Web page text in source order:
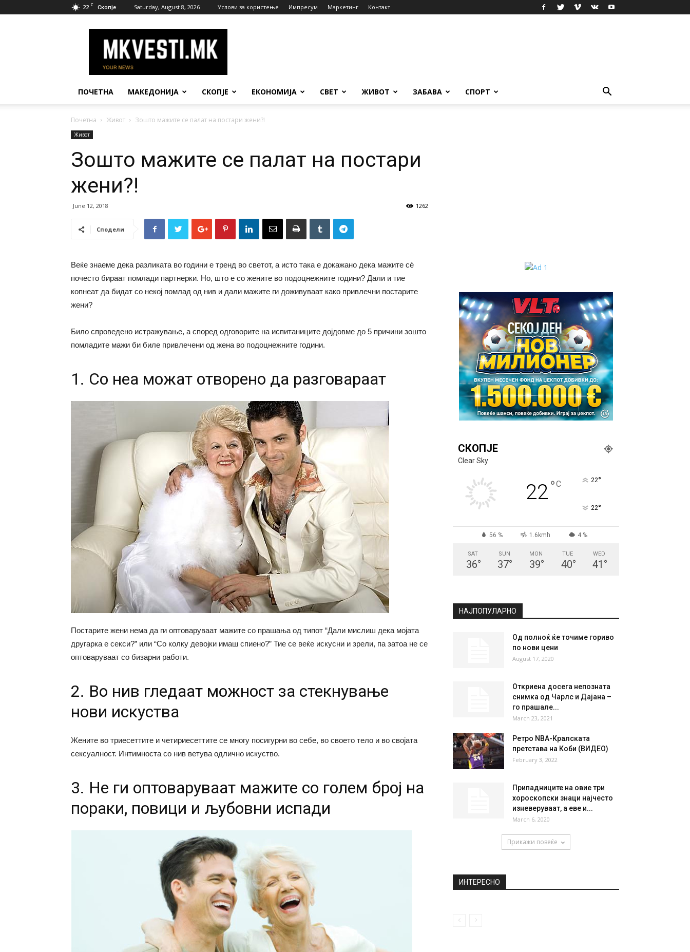
22 C Скопје Saturday, August 8, 2026 Услови за користење Импресум Маркетинг Контакт
Вести
ПОЧЕТНА МАКЕДОНИЈА СКОПЈЕ ЕКОНОМИЈА СВЕТ ЖИВОТ ЗАБАВА СПОРТ
Почетна Живот Зошто мажите се палат на постари жени?!
Живот
Зошто мажите се палат на постари
жени?!
June 12, 2018 1262
Сподели
Веќе знаеме дека разликата во години е тренд во светот, а исто така е докажано дека мажите сѐ
почесто бираат помлади партнерки. Но, што е со жените во подоцнежните години? Дали и тие
копнеат да бидат со некој помлад од нив и дали мажите ги доживуваат како привлечни постарите
жени?
Било спроведено истражување, а според одговорите на испитаниците дојдовме до 5 причини зошто
помладите мажи би биле привлечени од жена во подоцнежните години.
1. Со неа можат отворено да разговараат
Постарите жени нема да ги оптоваруваат мажите со прашања од типот “Дали мислиш дека мојата
другарка е секси?” или “Со колку девојки имаш спиено?” Тие се веќе искусни и зрели, па затоа не се
оптоваруваат со бизарни работи.
2. Во нив гледаат можност за стекнување
нови искуства
Жените во триесеттите и четириесеттите се многу посигурни во себе, во своето тело и во својата
сексуалност. Интимноста со нив ветува одлично искуство.
3. Не ги оптоваруваат мажите со голем број на
пораки, повици и љубовни испади
СКОПЈЕ
22
1.6kmh
39° 40 ° 41°
Од полноќ ќе точиме гориво
Откриена досега непозната
снимка од Чарлс и Дајана –
March 23, 2021